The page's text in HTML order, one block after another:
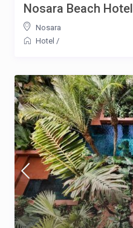
Nosara Beach Hotel
Nosara
Hotel /